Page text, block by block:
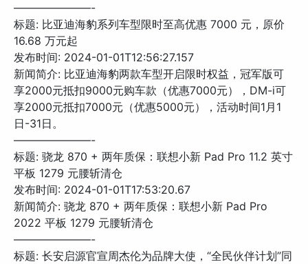
———————-
标题: 比亚迪海豹系列车型限时至高优惠 7000 元，原价
16.68 万元起
发布时间: 2024-01-01T12:56:27.157
新闻简介: 比亚迪海豹两款车型开启限时权益，冠军版可
享2000元抵扣9000元购车款（优惠7000元），DM-i可
享2000元抵扣7000元（优惠5000元），活动时间1月1
日-31日。
———————-
标题: 骁龙 870 + 两年质保：联想小新 Pad Pro 11.2 英寸
平板 1279 元腰斩清仓
发布时间: 2024-01-01T17:53:20.67
新闻简介: 骁龙 870 + 两年质保：联想小新 Pad Pro
2022 平板 1279 元腰斩清仓
———————-
标题: 长安启源官宣周杰伦为品牌大使，“全民伙伴计划”同